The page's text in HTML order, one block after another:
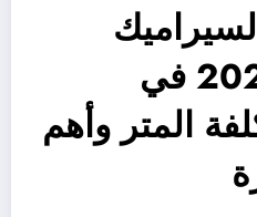
والبورسلين 2026 في
المتر وأهم